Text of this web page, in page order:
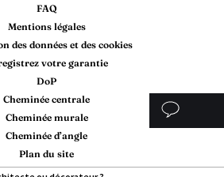
FAQ
Mentions légales
des données et des cookies
votre garantie
DoP
Cheminée centrale
Cheminée murale
Cheminée d’angle
Plan du site